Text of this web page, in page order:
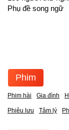
Phụ đề song ngữ
Phim
Phim hài Gia đình
Phiêu lưu Tâm lý